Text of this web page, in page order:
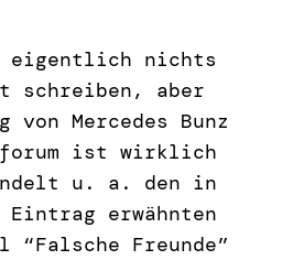
nichts
schreiben, aber
Mercedes Bunz
ist wirklich
u. a. den in
Eintrag erwähnten
Freunde”